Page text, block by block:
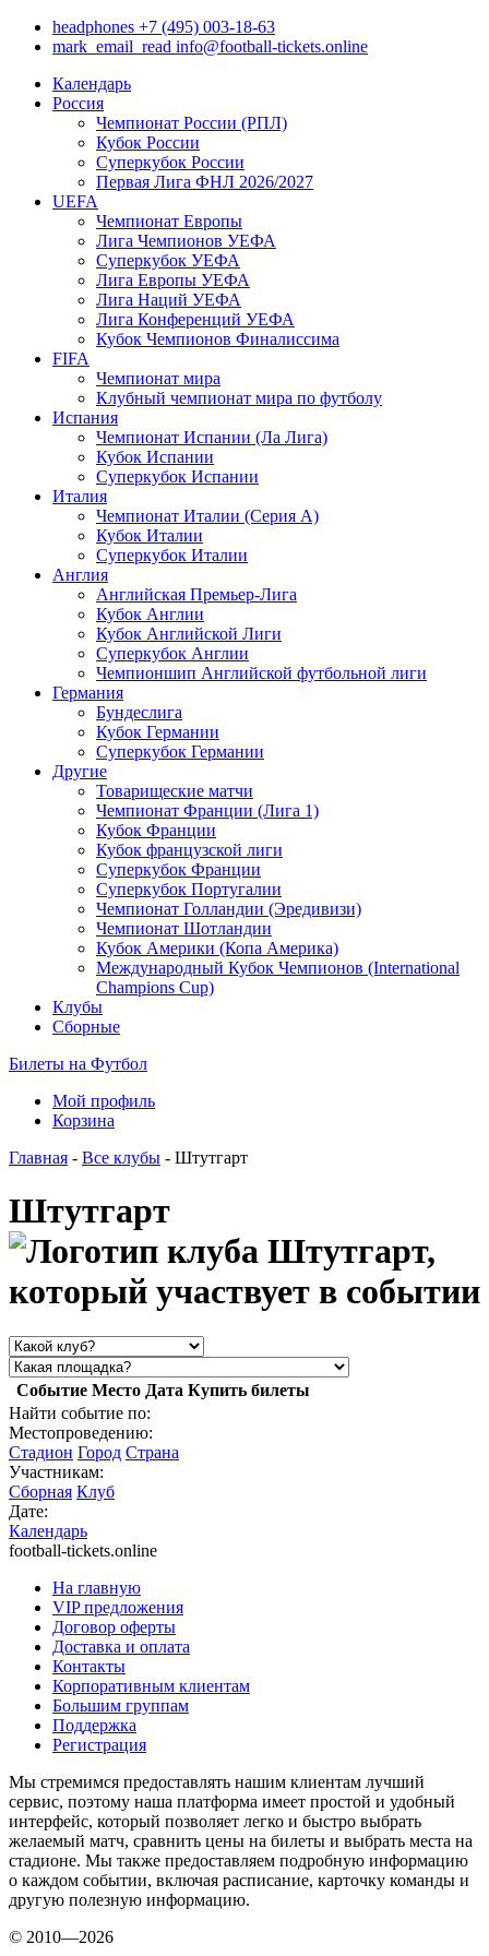
headphones +7 (495) 003-18-63
mark_email_read info@football-tickets.online
Календарь
Россия
Чемпионат России (РПЛ)
Кубок России
Суперкубок России
Первая Лига ФНЛ 2026/2027
UEFA
Чемпионат Европы
Лига Чемпионов УЕФА
Суперкубок УЕФА
Лига Европы УЕФА
Лига Наций УЕФА
Лига Конференций УЕФА
Кубок Чемпионов Финалиссима
FIFA
Чемпионат мира
Клубный чемпионат мира по футболу
Испания
Чемпионат Испании (Ла Лига)
Кубок Испании
Суперкубок Испании
Италия
Чемпионат Италии (Серия А)
Кубок Италии
Суперкубок Италии
Англия
Английская Премьер-Лига
Кубок Англии
Кубок Английской Лиги
Суперкубок Англии
Чемпионшип Английской футбольной лиги
Германия
Бундеслига
Кубок Германии
Суперкубок Германии
Другие
Товарищеские матчи
Чемпионат Франции (Лига 1)
Кубок Франции
Кубок французской лиги
Суперкубок Франции
Суперкубок Португалии
Чемпионат Голландии (Эредивизи)
Чемпионат Шотландии
Кубок Америки (Копа Америка)
Международный Кубок Чемпионов (International
Champions Cup)
Клубы
Сборные
Билеты на Футбол
Мой профиль
Корзина
Главная - Все клубы - Штутгарт
Штутгарт
Событие Место Дата Купить билеты
Найти событие по:
Местопроведению:
Стадион Город Страна
Участникам:
Сборная Клуб
Дате:
Календарь
football-tickets.online
На главную
VIP предложения
Договор оферты
Доставка и оплата
Контакты
Корпоративным клиентам
Большим группам
Поддержка
Регистрация
Мы стремимся предоставлять нашим клиентам лучший
сервис, поэтому наша платформа имеет простой и удобный
интерфейс, который позволяет легко и быстро выбрать
желаемый матч, сравнить цены на билеты и выбрать места на
стадионе. Мы также предоставляем подробную информацию
о каждом событии, включая расписание, карточку команды и
другую полезную информацию.
© 2010—2026